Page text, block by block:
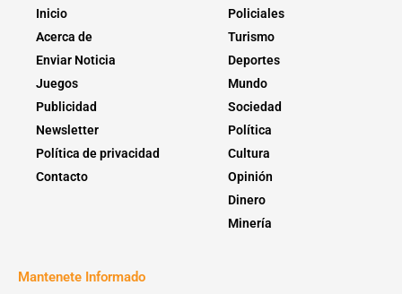
Inicio
Acerca de
Enviar Noticia
Juegos
Publicidad
Newsletter
Política de privacidad
Contacto
Policiales
Turismo
Deportes
Mundo
Sociedad
Política
Cultura
Opinión
Dinero
Minería
Mantenete Informado